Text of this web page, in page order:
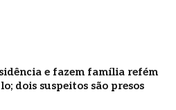
e fazem família refém
dois suspeitos são presos